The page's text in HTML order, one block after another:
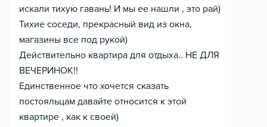
искали тихую гавань! И мы ее нашли , это рай)
Тихие соседи, прекрасный вид из окна,
магазины все под рукой)
Действительно квартира для отдыха.. НЕ ДЛЯ
ВЕЧЕРИНОК!!
Единственное что хочется сказать
постояльцам давайте относится к этой
квартире , как к своей)